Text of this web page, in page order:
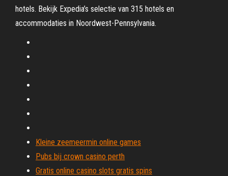
hotels. Bekijk Expedia’s selectie van 315 hotels en
accommodaties in Noordwest-Pennsylvania.
Kleine zeemeermin online games
Pubs bij crown casino perth
Gratis online casino slots gratis spins